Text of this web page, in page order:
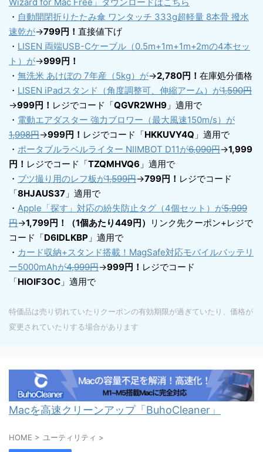
・ 自動開閉折りたたみ傘 ワンタッチ 333g超軽量 8本骨 撥水
速乾が→799円！ 直接値下げ
・ LISEN 両端USB-Cケーブル（0.5m+1m+1m+2mの4本セッ
ト）が→999円！
・ 無洗米 あけぼの 7年産（5kg）が→2,780円！ 在庫処分価格
・ LISEN iPadスタンド（角度調整可、伸縮アーム）が1,590円
→999円！ レジでコード「QGVR2WH9 」適用で
・ 電動エアダスター 強力ブロワー（最大風速150m/s）が
1,998円→999円！ レジでコード「HKKUVY4Q 」適用で
・ ポータブルラベルライター NIIMBOT D11が6,090円→1,999
円！ レジでコード「TZQMHVQ6 」適用で
・ ブツ撮り用のレフ板が1,599円→799円！ レジでコード
「8HJAUS37 」適用で
・ Apple「探す」対応の紛失防止タグ（4個セット）が5,999
円→1,799円！（1個あたり449円）
リンク先クーポン+レジで
コード「D6IDLKBP 」適用で
・ カード収納+スタンド搭載！MagSafe対応モバイルバッテリ
ー5000mAhが4,999円→999円！ レジでコード
「HIOIF3OC 」適用で
特価品は売り切れていたりクーポンの有効期限が過ぎていたり、価格が
変更されていたりする場合があります
Macを高速クリーンアップ「BuhoCleaner」
HOME > ユーティリティ >